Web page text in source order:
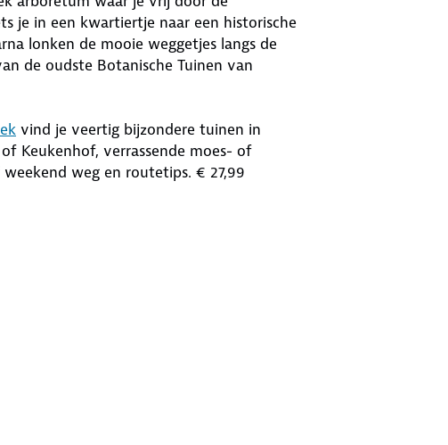
je in een kwartiertje naar een historische
lonken de mooie weggetjes langs de
de oudste Botanische Tuinen van
vind je veertig bijzondere tuinen in
Keukenhof, verrassende moes- of
weg en routetips. € 27,99